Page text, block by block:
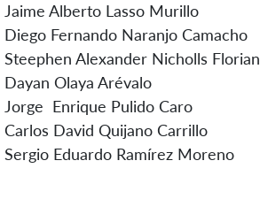
Jaime Alberto Lasso Murillo
Diego Fernando Naranjo Camacho
Steephen Alexander Nicholls Florian
Dayan Olaya Arévalo
Jorge Enrique Pulido Caro
Carlos David Quijano Carrillo
Sergio Eduardo Ramírez Moreno